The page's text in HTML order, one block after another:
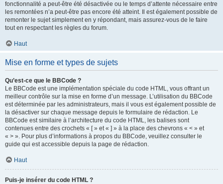
fonctionnalité a peut-être été désactivée ou le temps d’attente nécessaire entre
les remontées n’a peut-être pas encore été atteint. Il est également possible de
remonter le sujet simplement en y répondant, mais assurez-vous de le faire
tout en respectant les règles du forum.
Haut
Mise en forme et types de sujets
Qu’est-ce que le BBCode ?
Le BBCode est une implémentation spéciale du code HTML, vous offrant un
meilleur contrôle sur la mise en forme d’un message. L’utilisation du BBCode
est déterminée par les administrateurs, mais il vous est également possible de
la désactiver sur chaque message depuis le formulaire de rédaction. Le
BBCode est similaire à l’architecture du code HTML, les balises sont
contenues entre des crochets « [ » et « ] » à la place des chevrons « < » et
« > ». Pour plus d’informations à propos du BBCode, veuillez consulter le
guide qui est accessible depuis la page de rédaction.
Haut
Puis-je insérer du code HTML ?